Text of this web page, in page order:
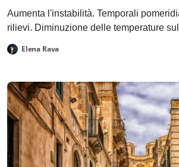
Aumenta l'instabilità. Temporali
rilievi. Diminuzione delle temperature
Elena Rava